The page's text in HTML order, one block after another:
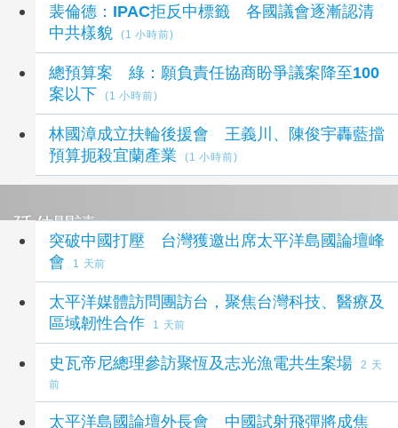
裴倫德：IPAC拒反中標籤 各國議會逐漸認清
中共樣貌
(1 小時前)
總預算案 綠：願負責任協商盼爭議案降至100
案以下
(1 小時前)
林國漳成立扶輪後援會 王義川、陳俊宇轟藍擋
預算扼殺宜蘭產業
(1 小時前)
延伸閱讀
突破中國打壓 台灣獲邀出席太平洋島國論壇峰
會
1 天前
太平洋媒體訪問團訪台，聚焦台灣科技、醫療及
區域韌性合作
1 天前
史瓦帝尼總理參訪聚恆及志光漁電共生案場
2 天
前
太平洋島國論壇外長會 中國試射飛彈將成焦